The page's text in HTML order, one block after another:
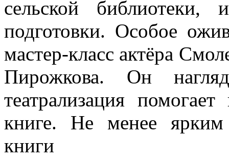
сельской библиотеки,
подготовки. Особое
мастер-класс актёра
Пирожкова. Он
театрализация
книге. Не менее ярким
книги